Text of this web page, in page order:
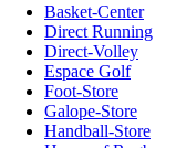
Basket-Center
Direct Running
Direct-Volley
Espace Golf
Foot-Store
Galope-Store
Handball-Store